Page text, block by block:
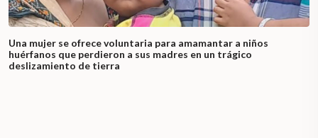
Una mujer se ofrece voluntaria para amamantar a niños
huérfanos que perdieron a sus madres en un trágico
deslizamiento de tierra